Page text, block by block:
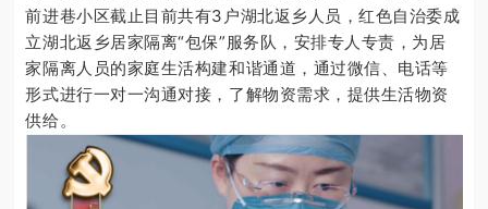
前进巷小区截止目前共有3户湖北返乡人员，红色自治委成
立湖北返乡居家隔离“包保”服务队，安排专人专责，为居
家隔离人员的家庭生活构建和谐通道，通过微信、电话等
形式进行一对一沟通对接，了解物资需求，提供生活物资
供给。